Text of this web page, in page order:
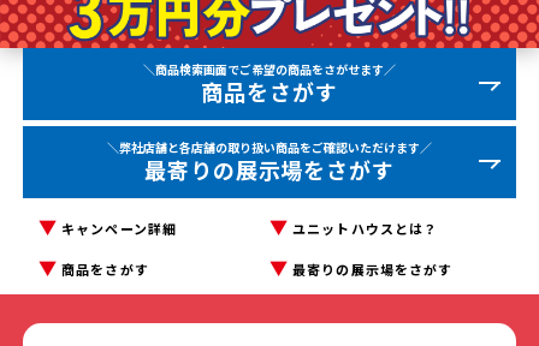
＼商品検索画面でご希望の商品をさがせます／
商品をさがす
＼弊社店舗と各店舗の取り扱い商品をご確認いただけます／
最寄りの展示場をさがす
キャンペーン詳細 ユニットハウスとは？
商品をさがす 最寄りの展示場をさがす